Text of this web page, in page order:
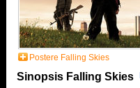
Postere Falling Skies
Sinopsis Falling Skies